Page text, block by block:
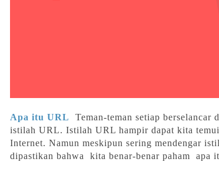
Apa itu URL
Teman-teman setiap
istilah URL. Istilah URL hampir dapat kita
Internet. Namun meskipun sering mendengar
dipastikan bahwa kita benar-benar paham apa